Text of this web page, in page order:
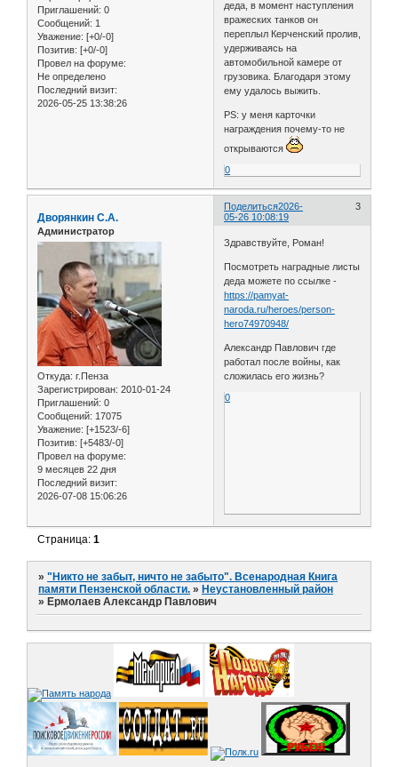
Приглашений: 0
Сообщений: 1
Уважение: [+0/-0]
Позитив: [+0/-0]
Провел на форуме:
Не определено
Последний визит:
2026-05-25 13:38:26
деда, в момент наступления
вражеских танков он
переплыл Керченский пролив,
удерживаясь на
автомобильной камере от
грузовика. Благодаря этому
ему удалось выжить.
PS: у меня карточки
награждения почему-то не
открываются
0
Поделиться 3
2026-
05-26 10:08:19
Дворянкин С.А.
Администратор
Откуда: г.Пенза
Зарегистрирован: 2010-01-24
Приглашений: 0
Сообщений: 17075
Уважение: [+1523/-6]
Позитив: [+5483/-0]
Провел на форуме:
9 месяцев 22 дня
Последний визит:
2026-07-08 15:06:26
Здравствуйте, Роман!
Посмотреть наградные листы
деда можете по ссылке -
https://pamyat-
naroda.ru/heroes/person-
hero74970948/
Александр Павлович где
работал после войны, как
сложилась его жизнь?
0
Страница:1
»"Никто не забыт, ничто не забыто". Всенародная Книга
памяти Пензенской области. »Неустановленный район
»Ермолаев Александр Павлович